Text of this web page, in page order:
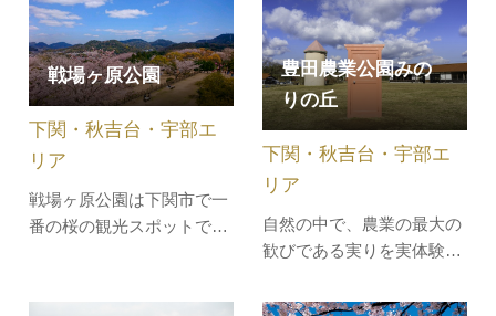
遊び場です。空港で離着陸
する飛行機を間近に見るこ
ともできます。●児童用遊
具ゾーンメインの大型遊具
には、大迫力のローラース
ライダーや…
営業する夜の本屋で、静寂
の中で本に浸るという非日
常的な体験ができます。ま
た、各部屋に備え付けられ
たブックディレクターが選
んだ書籍を読みながら、特
別な…
戦場ヶ原公園
戦場ヶ原公園は下関市で一
番の桜の観光スポットで
す。展望台からは市街地が
下関・秋吉台・宇部エ
リア
豊田農業公園みの
りの丘
自然の中で、農業の最大の
歓びである実りを実体験で
な農業公園。温室ハウスや
下関・秋吉台・宇部エ
リア